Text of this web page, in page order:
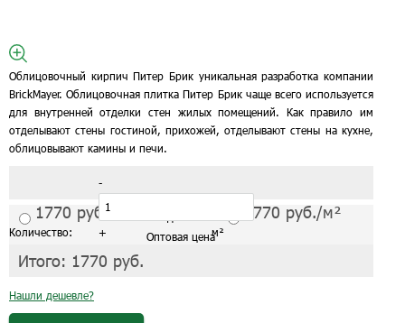
Облицовочный кирпич Питер Брик уникальная разработка компании
BrickMayer. Облицовочная плитка Питер Брик чаще всего используется
для внутренней отделки стен жилых помещений. Как правило им
отделывают стены гостиной, прихожей, отделывают стены на кухне,
облицовывают камины и печи.
Количество:
-
+ м²
1770 руб./м² 1770 руб./м²
Оптовая цена
Итого: 1770 руб.
Нашли дешевле?